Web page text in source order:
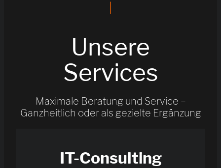
Unsere
Services
Maximale Beratung und Service –
Ganzheitlich oder als gezielte Ergänzung
IT-Consulting